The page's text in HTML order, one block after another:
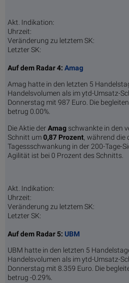
Akt. Indikation:
Uhrzeit:
Veränderung zu letztem SK:
Letzter SK:
Auf dem Radar 4: Amag
Amag hatte in den letzten 5
Handelsvolumen als im ytd-Umsatz-
Donnerstag mit 987 Euro. Die
betrug 0.00%.
Die Aktie derAmag schwankte in den
Schnitt um0,87 Pro­zent, während die
Tagessschwankung in der 200-Tage-
Agilität ist bei 0 Prozent des Schnitts.
Akt. Indikation:
Uhrzeit:
Veränderung zu letztem SK:
Letzter SK:
Auf dem Radar 5: UBM
UBM hatte in den letzten 5
Handelsvolumen als im ytd-Umsatz-
Donnerstag mit 8.359 Euro. Die
betrug -0.29%.